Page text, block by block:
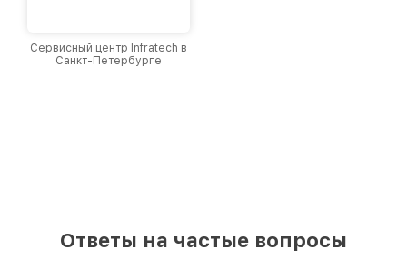
Сервисный центр Infratech в
Санкт-Петербурге
Ответы на частые вопросы